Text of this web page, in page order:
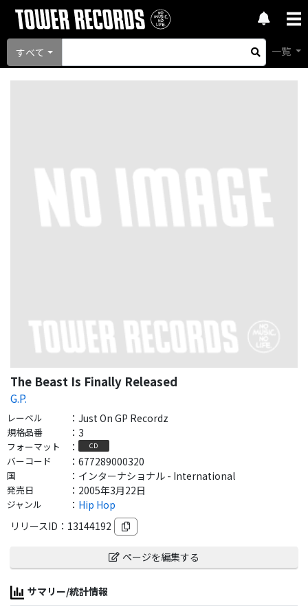
すべて 一覧
The Beast Is Finally Released
G.P.
レーベル ： Just On GP Recordz
規格品番 ： 3
フォーマット ： CD
バーコード ： 677289000320
国 ： インターナショナル - International
発売日 ： 2005年3月22日
ジャンル ： Hip Hop
リリースID： 13144192
ページを編集する
サマリー/統計情報